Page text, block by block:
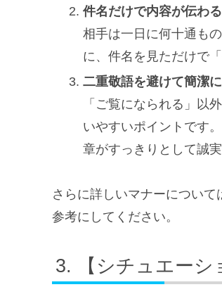
件名だけで内容が伝わ
相手は一日に何十通も
に、件名を見ただけで
二重敬語を避けて簡潔に
「ご覧になられる」以
いやすいポイントです
章がすっきりとして誠
さらに詳しいマナーについて
参考にしてください。
【シチュエー